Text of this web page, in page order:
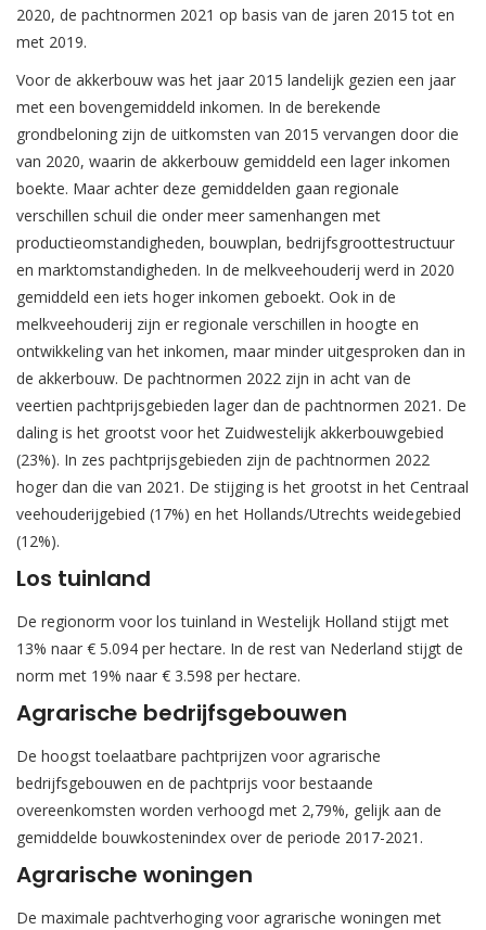
2020, de pachtnormen 2021 op basis van de jaren 2015 tot en
met 2019.
Voor de akkerbouw was het jaar 2015 landelijk gezien een jaar
met een bovengemiddeld inkomen. In de berekende
grondbeloning zijn de uitkomsten van 2015 vervangen door die
van 2020, waarin de akkerbouw gemiddeld een lager inkomen
boekte. Maar achter deze gemiddelden gaan regionale
verschillen schuil die onder meer samenhangen met
productieomstandigheden, bouwplan, bedrijfsgroottestructuur
en marktomstandigheden. In de melkveehouderij werd in 2020
gemiddeld een iets hoger inkomen geboekt. Ook in de
melkveehouderij zijn er regionale verschillen in hoogte en
ontwikkeling van het inkomen, maar minder uitgesproken dan in
de akkerbouw. De pachtnormen 2022 zijn in acht van de
veertien pachtprijsgebieden lager dan de pachtnormen 2021. De
daling is het grootst voor het Zuidwestelijk akkerbouwgebied
(23%). In zes pachtprijsgebieden zijn de pachtnormen 2022
hoger dan die van 2021. De stijging is het grootst in het Centraal
veehouderijgebied (17%) en het Hollands/Utrechts weidegebied
(12%).
Los tuinland
De regionorm voor los tuinland in Westelijk Holland stijgt met
13% naar € 5.094 per hectare. In de rest van Nederland stijgt de
norm met 19% naar € 3.598 per hectare.
Agrarische bedrijfsgebouwen
De hoogst toelaatbare pachtprijzen voor agrarische
bedrijfsgebouwen en de pachtprijs voor bestaande
overeenkomsten worden verhoogd met 2,79%, gelijk aan de
gemiddelde bouwkostenindex over de periode 2017-2021.
Agrarische woningen
De maximale pachtverhoging voor agrarische woningen met